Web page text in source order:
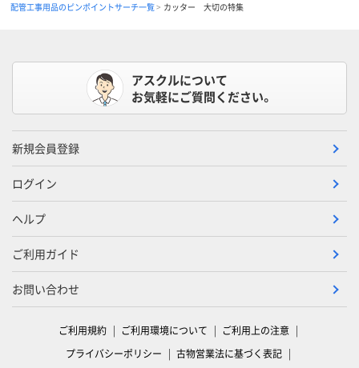
配管工事用品のピンポイントサーチ一覧
カッター 大切の特集
アスクルについて
お気軽にご質問ください。
新規会員登録
ログイン
ヘルプ
ご利用ガイド
お問い合わせ
ご利用規約 ご利用環境について
ご利用上の注意
プライバシーポリシー
古物営業法に基づく表記